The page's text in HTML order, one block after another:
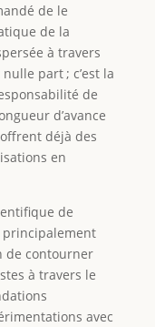
de le
de la
à travers
part ; c’est la
de
d’avance
déjà des
en
de
de contourner
à travers le
avec